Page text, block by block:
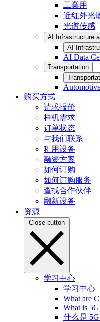
工業用
近红外光
光谱传感
AI Infrastructure
AI
AI Data
Transportation
购买方式
请求报价
样机需求
订单状态
与我们联系
租用设备
融资方案
如何订购
如何订购服务
查找合作伙伴
翻新设备
资源
Close button
学习中心
学习中心
What are
What is
什么是 5G